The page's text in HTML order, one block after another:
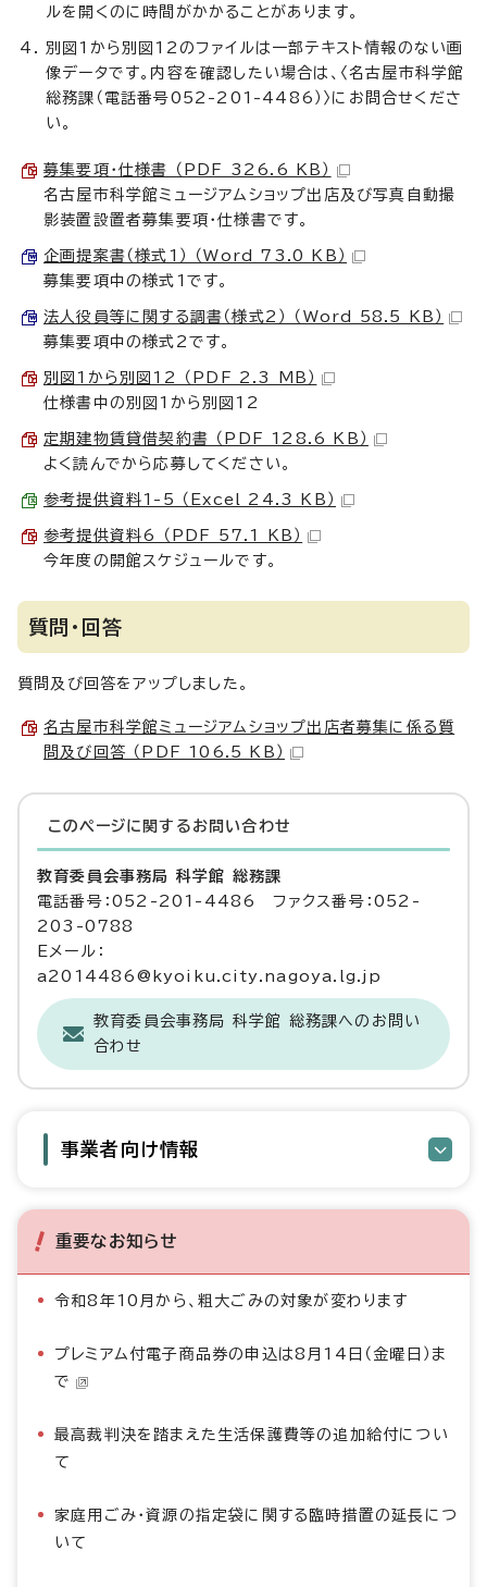
ルを開くのに時間がかかることがあります。
別図1から別図12のファイルは一部テキスト情報のない画
像データです。内容を確認したい場合は、〈名古屋市科学館
総務課（電話番号052-201-4486）〉にお問合せくださ
い。
募集要項・仕様書 （PDF 326.6 KB）
名古屋市科学館ミュージアムショップ出店及び写真自動撮
影装置設置者募集要項・仕様書です。
企画提案書（様式1） （Word 73.0 KB）
募集要項中の様式1です。
法人役員等に関する調書（様式2） （Word 58.5 KB）
募集要項中の様式2です。
別図1から別図12 （PDF 2.3 MB）
仕様書中の別図1から別図12
定期建物賃貸借契約書 （PDF 128.6 KB）
よく読んでから応募してください。
参考提供資料1-5 （Excel 24.3 KB）
参考提供資料6 （PDF 57.1 KB）
今年度の開館スケジュールです。
質問・回答
質問及び回答をアップしました。
名古屋市科学館ミュージアムショップ出店者募集に係る質
問及び回答 （PDF 106.5 KB）
このページに関する お問い合わせ
教育委員会事務局 科学館 総務課
電話番号：052-201-4486 ファクス番号：052-
203-0788
Eメール：
a2014486@kyoiku.city.nagoya.lg.jp
教育委員会事務局 科学館 総務課へのお問い
合わせ
事業者向け情報
重要なお知らせ
令和8年10月から、粗大ごみの対象が変わります
プレミアム付電子商品券の申込は8月14日（金曜日）ま
で
最高裁判決を踏まえた生活保護費等の追加給付につい
て
家庭用ごみ・資源の指定袋に関する臨時措置の延長につ
いて